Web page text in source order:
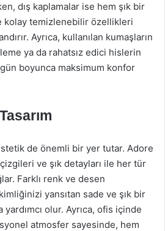
dış kaplamalar ise hem şık bir
kolay temizlenebilir özellikleri
Ayrıca, kullanılan kumaşların
ya da rahatsız edici hislerin
boyunca maksimum konfor
de önemli bir yer tutar. Adore
ve şık detayları ile her tür
Farklı renk ve desen
yansıtan sade ve şık bir
olur. Ayrıca, ofis içinde
atmosfer sayesinde, hem